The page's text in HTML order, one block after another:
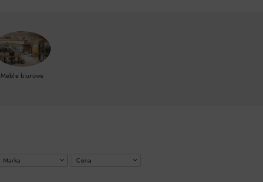
Meble biurowe
Cena
Marka